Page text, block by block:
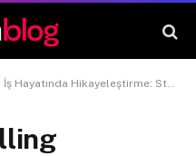
İş Hayatında Hikayeleştirme: Storytelling ve Storybranding